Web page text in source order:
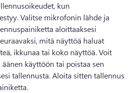
kun
Valitse mikrofonin lähde ja
aloittaaksesi
mitä näyttöä haluat
ikkunaa tai koko näyttöä. Voit
käyttöön tai poistaa sen
tallennusta. Aloita sitten tallennus